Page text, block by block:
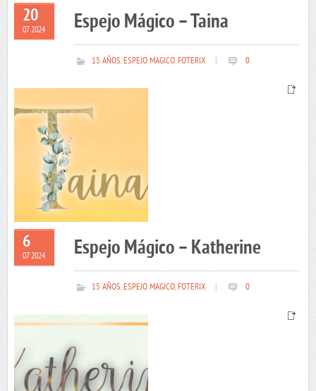
20
07 2024 Espejo Mágico – Taina
15 AÑOS,ESPEJO MAGICO,FOTERIX 0
6
07 2024 Espejo Mágico – Katherine
15 AÑOS,ESPEJO MAGICO,FOTERIX 0